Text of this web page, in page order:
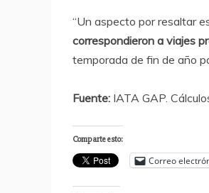
“Un aspecto por resaltar
correspondieron a viajes
temporada de fin de año
Fuente: IATA GAP.
Comparte esto:
Correo